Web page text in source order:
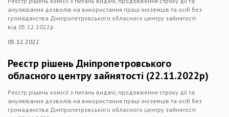
анулювання дозволів на використання праці іноземців та осіб без
громадянства Дніпропетровського обласного центру зайнятості
від 05.12.2022р
05.12.2022
Реєстр рішень Дніпропетровського
обласного центру зайнятості (22.11.2022р)
Реєстр рішень комісії з питань видачі, продовження строку дії та
анулювання дозволів на використання праці іноземців та осіб без
громадянства Дніпропетровського обласного центру зайнятості